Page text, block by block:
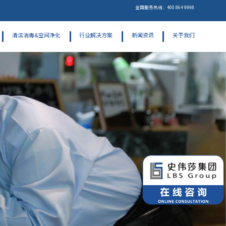
全国服务热线：400 864 9998
清洁消毒&空间净化 行业解决方案 新闻资讯 关于我们